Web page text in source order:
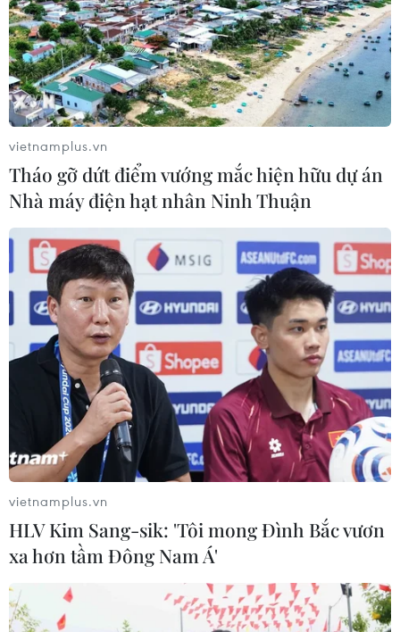
vietnamplus.vn
Tháo gỡ dứt điểm vướng mắc hiện hữu dự án
Nhà máy điện hạt nhân Ninh Thuận
vietnamplus.vn
HLV Kim Sang-sik: 'Tôi mong Đình Bắc vươn
xa hơn tầm Đông Nam Á'